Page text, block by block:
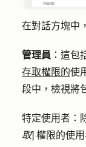
在對話方塊中
管理員 ：這包
存取權限的使
段中，檢視將
特定使用者 ：
取] 權限的使